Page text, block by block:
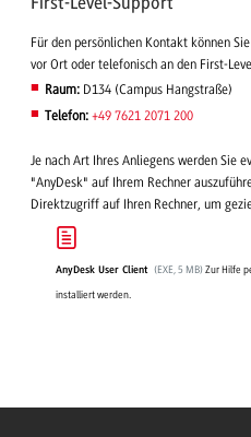
Für den persönlichen Kontakt können
vor Ort oder telefonisch an den First-
Raum: D134 (Campus Hangstraße)
Telefon: +49 7621 2071 200
Je nach Art Ihres Anliegens werden Sie
"AnyDesk" auf Ihrem Rechner
Direktzugriff auf Ihren Rechner, um
AnyDesk User Client (EXE , 5 MB) Zur Hilfe
installiert werden.